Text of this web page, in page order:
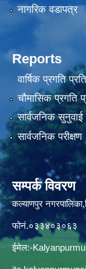
नागरिक वडापत्र
Reports
वार्षिक प्रगति
चौमासिक प्रगति
सार्वजनिक सुनुवाई
सार्वजनिक परीक्षण
सम्पर्क विवरण
कल्याणपुर
फोनं.०३३४०३०६३
ईमेल:-